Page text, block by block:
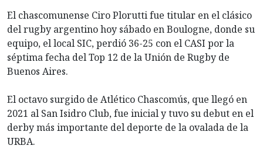
El chascomunense Ciro Plorutti fue titular en el clásico
del rugby argentino hoy sábado en Boulogne, donde su
equipo, el local SIC, perdió 36-25 con el CASI por la
séptima fecha del Top 12 de la Unión de Rugby de
Buenos Aires.
El octavo surgido de Atlético Chascomús, que llegó en
2021 al San Isidro Club, fue inicial y tuvo su debut en el
derby más importante del deporte de la ovalada de la
URBA.